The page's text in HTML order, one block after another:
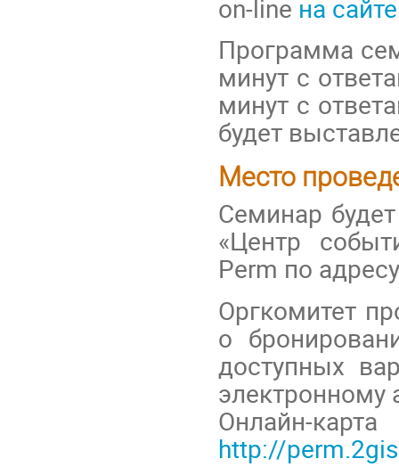
on-line на
Программа
минут с
минут с
будет
Место
Семинар
«Центр
Perm по
Оргкомитет
о
доступных
электронному
Онлайн-
http://